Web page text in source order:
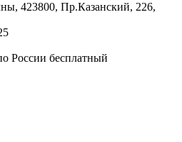
423800, Пр.Казанский, 226,
России бесплатный